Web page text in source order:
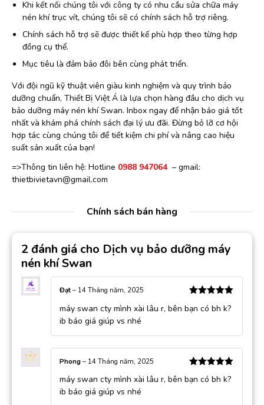
Khi kết nối chúng tôi với công ty có nhu cầu sửa chữa máy
nén khí trục vít, chúng tôi sẽ có chính sách hỗ trợ riêng.
Chính sách hỗ trợ sẽ được thiết kế phù hợp theo từng hợp
đồng cụ thể.
Mục tiêu là đảm bảo đôi bên cùng phát triển.
Với đội ngũ kỹ thuật viên giàu kinh nghiệm và quy trình bảo
dưỡng chuẩn, Thiết Bị Việt Á là lựa chọn hàng đầu cho dịch vụ
bảo dưỡng máy nén khí Swan. Inbox ngay để nhận báo giá tốt
nhất và khám phá chính sách đại lý ưu đãi. Đừng bỏ lỡ cơ hội
hợp tác cùng chúng tôi để tiết kiệm chi phí và nâng cao hiệu
suất sản xuất của bạn!
=>Thông tin liên hệ: Hotline 0988 947064 – gmail:
thietbivietavn@gmail.com
Chính sách bán hàng
2 đánh giá cho Dịch vụ bảo dưỡng máy
nén khí Swan
hạng 55
Đạt– 14 Tháng năm, 2025
máy swan cty mình xài lâu r, bên bạn có bh k?
ib báo giá giúp vs nhé
hạng 55
Phong– 14 Tháng năm, 2025
máy swan cty mình xài lâu r, bên bạn có bh k?
ib báo giá giúp vs nhé